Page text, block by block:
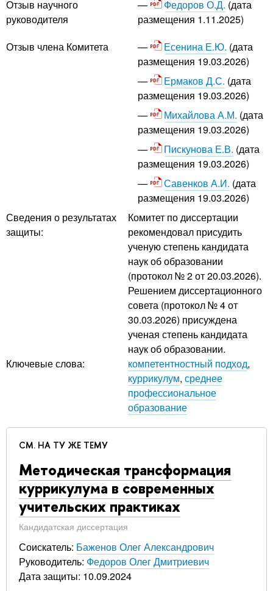
Отзыв научного
руководителя
Федоров О.Д. (дата
размещения 1.11.2025)
Отзыв члена Комитета
Есенина Е.Ю. (дата
размещения 19.03.2026)
Ермаков Д.С. (дата
размещения 19.03.2026)
Михайлова А.М. (дата
размещения 19.03.2026)
Пискунова Е.В. (дата
размещения 19.03.2026)
Савенков А.И. (дата
размещения 19.03.2026)
Сведения о результатах
защиты:
Комитет по диссертации
рекомендовал присудить
ученую степень кандидата
наук об образовании
(протокол № 2 от 20.03.2026).
Решением диссертационного
совета (протокол № 4 от
30.03.2026) присуждена
ученая степень кандидата
наук об образовании.
Ключевые слова:
компетентностный подход,
куррикулум, среднее
профессиональное
образование
СМ. НА ТУ ЖЕ ТЕМУ
Методическая трансформация
куррикулума в современных
учительских практиках
Кандидатская диссертация
Соискатель: Баженов Олег Александрович
Руководитель: Федоров Олег Дмитриевич
Дата защиты: 10.09.2024